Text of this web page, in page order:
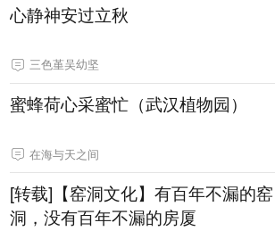
心静神安过立秋
三色堇吴幼坚
蜜蜂荷心采蜜忙（武汉植物园）
在海与天之间
[转载]【窑洞文化】有百年不漏的窑
洞，没有百年不漏的房厦